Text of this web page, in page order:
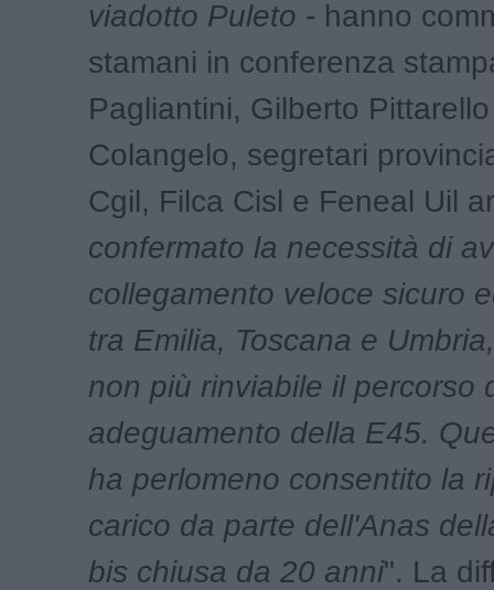
viadotto Puleto - hanno
stamani in conferenza
Pagliantini, Gilberto
Colangelo, segretari
Cgil, Filca Cisl e Feneal Uil
confermato la necessità di
collegamento veloce sicuro
tra Emilia, Toscana e
non più rinviabile il percorso
adeguamento della E45.
ha perlomeno consentito la
carico da parte dell'Anas
bis chiusa da 20 anni". La